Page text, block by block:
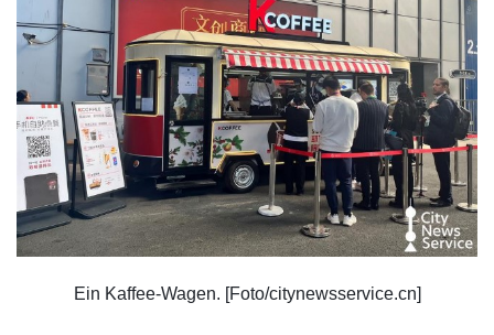
Ein Kaffee-Wagen. [Foto/citynewsservice.cn]